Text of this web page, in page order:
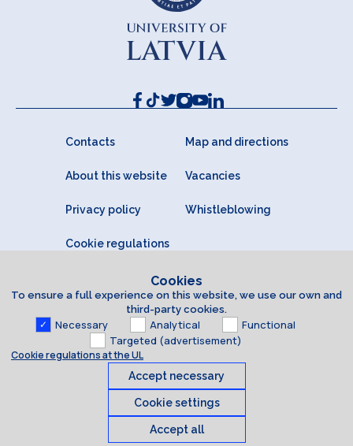
Contacts Map and directions
About this website Vacancies
Privacy policy Whistleblowing
Cookie regulations
Cookies
To ensure a full experience on this website, we use our own and
third-party cookies.
Necessary Analytical
Functional
Targeted (advertisement)
Cookie regulations at the UL
Accept necessary
Cookie settings
Accept all